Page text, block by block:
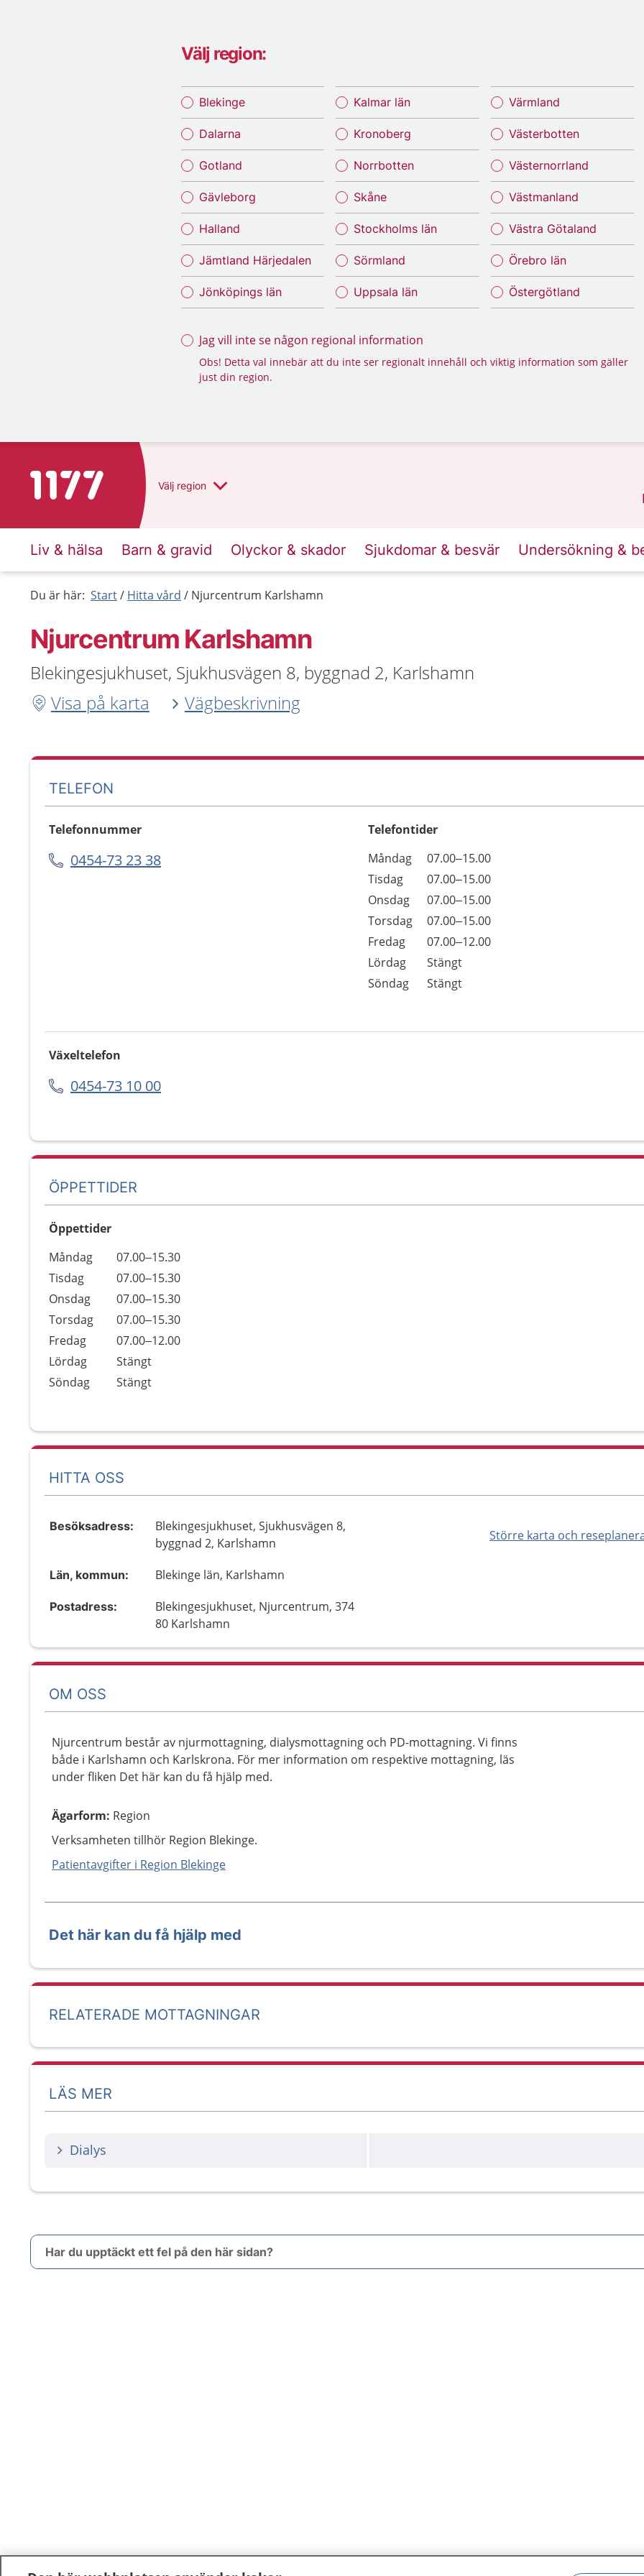
Välj region:
Blekinge
Dalarna
Gotland
Gävleborg
Halland
Jämtland Härjedalen
Jönköpings län
Kalmar län
Kronoberg
Norrbotten
Skåne
Stockholms län
Sörmland
Uppsala län
Värmland
Västerbotten
Västernorrland
Västmanland
Västra Götaland
Örebro län
Östergötland
Jag vill inte se någon regional information
Obs! Detta val innebär att du inte ser regionalt innehåll och viktig information som gäller
just din region.
Till startsidan för 1177 Välj region
Liv & hälsa Barn & gravid Olyckor & skador Sjukdomar & besvär Undersökning &
Du är här: Start Hitta vård Njurcentrum Karlshamn
Njurcentrum Karlshamn
Blekingesjukhuset, Sjukhusvägen 8, byggnad 2, Karlshamn
Visa på karta
Vägbeskrivning
TELEFON
Telefonnummer
0454-73 23 38
Telefontider
Dag
Öppettider
Kommentarer
Måndag
07.00–15.00
Tisdag
07.00–15.00
Onsdag
07.00–15.00
Torsdag
07.00–15.00
Fredag
07.00–12.00
Lördag
Stängt
Söndag
Stängt
Växeltelefon
0454-73 10 00
ÖPPETTIDER
Öppettider
Dag
Öppettider
Kommentarer
Måndag
07.00–15.30
Tisdag
07.00–15.30
Onsdag
07.00–15.30
Torsdag
07.00–15.30
Fredag
07.00–12.00
Lördag
Stängt
Söndag
Stängt
HITTA OSS
Större karta och
Besöksadress:
Blekingesjukhuset, Sjukhusvägen 8,
byggnad 2, Karlshamn
Län, kommun: Blekinge län, Karlshamn
Postadress:
Blekingesjukhuset, Njurcentrum, 374
80 Karlshamn
OM OSS
Njurcentrum består av njurmottagning, dialysmottagning och PD-mottagning. Vi finns
både i Karlshamn och Karlskrona. För mer information om respektive mottagning, läs
under fliken Det här kan du få hjälp med.
Ägarform: Region
Verksamheten tillhör Region Blekinge.
Patientavgifter i Region Blekinge
Det här kan du få hjälp med
RELATERADE MOTTAGNINGAR
LÄS MER
Dialys
Har du upptäckt ett fel på den här sidan?